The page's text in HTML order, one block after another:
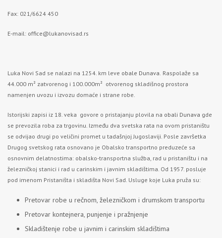
Fax: 021/6624 450
E-mail: office@lukanovisad.rs
Luka Novi Sad se nalazi na 1254. km leve obale Dunava. Raspolaže sa
44.000 m² zatvorenog i 100.000m² otvorenog skladišnog prostora
namenjen uvozu i izvozu domaće i strane robe.
Istorijski zapisi iz 18. veka govore o pristajanju plovila na obali Dunava gde
se prevozila roba za trgovinu. Između dva svetska rata na ovom pristaništu
se odvijao drugi po veličini promet u tadašnjoj Jugoslaviji. Posle završetka
Drugog svetskog rata osnovano je Obalsko transportno preduzeće sa
osnovnim delatnostima: obalsko-transportna služba, rad u pristaništu i na
železničkoj stanici i rad u carinskim i javnim skladištima. Od 1957. posluje
pod imenom Pristaništa i skladišta Novi Sad. Usluge koje Luka pruža su:
Pretovar robe u rečnom, železničkom i drumskom transportu
Pretovar kontejnera, punjenje i pražnjenje
Skladištenje robe u javnim i carinskim skladištima